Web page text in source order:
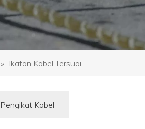
» Ikatan Kabel Tersuai
Pengikat Kabel